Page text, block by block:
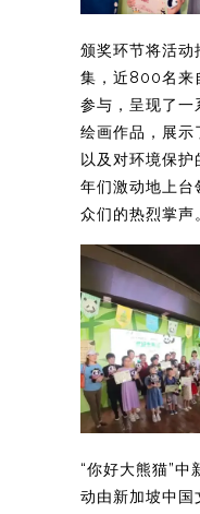
颁奖环节将活动
集，近800名来
参与，呈现了一
绘画作品，展示
以及对环境保
年们激动地上台
众们的热烈掌声
“你好大熊猫”中
动由新加坡中国